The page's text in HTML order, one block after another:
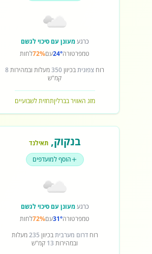
כרגעמעונן עם סיכוי לגשם
טמפרטורה24°עם72%לחות
רוח צפוניתבכיוון350מעלות ובמהירות8
קמ"ש
מזג האוויר בברליןתחזית לשבועיים
בנקוק,תאילנד
הוסף למועדפים
כרגעמעונן עם סיכוי לגשם
טמפרטורה31°עם72%לחות
רוחדרום מערביתבכיוון 235מעלות
ובמהירות 13 קמ"ש